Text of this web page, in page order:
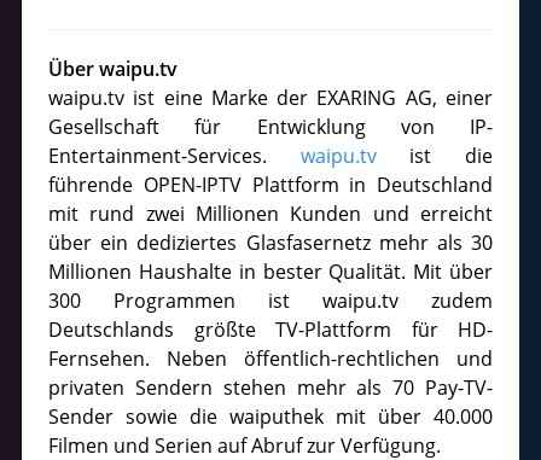
Über waipu.tv
waipu.tv ist eine Marke der EXARING AG, einer
Gesellschaft für Entwicklung von IP-
Entertainment-Services. waipu.tvist die
führende OPEN-IPTV Plattform in Deutschland
mit rund zwei Millionen Kunden und erreicht
über ein dediziertes Glasfasernetz mehr als 30
Millionen Haushalte in bester Qualität. Mit über
300 Programmen ist waipu.tv zudem
Deutschlands größte TV-Plattform für HD-
Fernsehen. Neben öffentlich-rechtlichen und
privaten Sendern stehen mehr als 70 Pay-TV-
Sender sowie die waiputhek mit über 40.000
Filmen und Serien auf Abruf zur Verfügung.